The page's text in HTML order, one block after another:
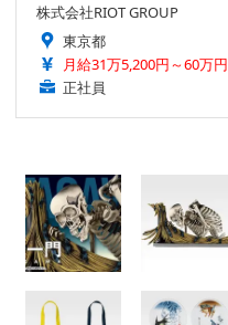
株式会社RIOT GROUP
東京都
月給31万5,200円～60万円
正社員